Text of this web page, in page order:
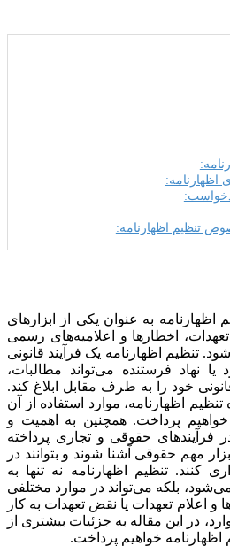
اظهارنامه:
تنظیم اظهارنامه:
اظهارنامه به عنوان یکی از ابزارهای
اخطارها و اعلامیه‌های رسمی
تنظیم اظهارنامه یک فرآیند قانونی
نهاد فرستنده می‌تواند مطالبات،
خود را به طرف مقابل ابلاغ کند.
اظهارنامه، موارد استفاده از آن
پرداخت. همچنین به اهمیت و
فرآیندهای حقوقی و تجاری پرداخته
مهم حقوقی آشنا شوند و بتوانند در
کنند. تنظیم اظهارنامه نه تنها به
بلکه می‌تواند در موارد مختلفی
و اعلام تعهدات یا نقض تعهدات به کار
در این مقاله به جزئیات بیشتری از
خواهیم پرداخت.